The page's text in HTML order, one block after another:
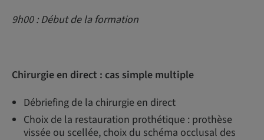
9h00 : Début de la formation
Chirurgie en direct : cas simple multiple
Débriefing de la chirurgie en direct
Choix de la restauration prothétique : prothèse
vissée ou scellée, choix du schéma occlusal des